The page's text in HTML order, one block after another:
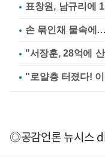
표창원, 남규리에
손 묶인채 물속에
"서장훈, 28억에
◎공감언론 뉴시스